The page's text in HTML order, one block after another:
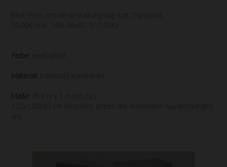
Miet-Preis pro Veranstaltungstag zzgl. Transport:
95,00€ (inkl. 19% MwSt.: 113,05€)
Farbe: weiß silber
Material: Edelstahl Kunstleder
Maße:
(B x H x T in cm, ca.)
122x120x93 cm (Angaben geben die maximalen Ausdehnungen
an)